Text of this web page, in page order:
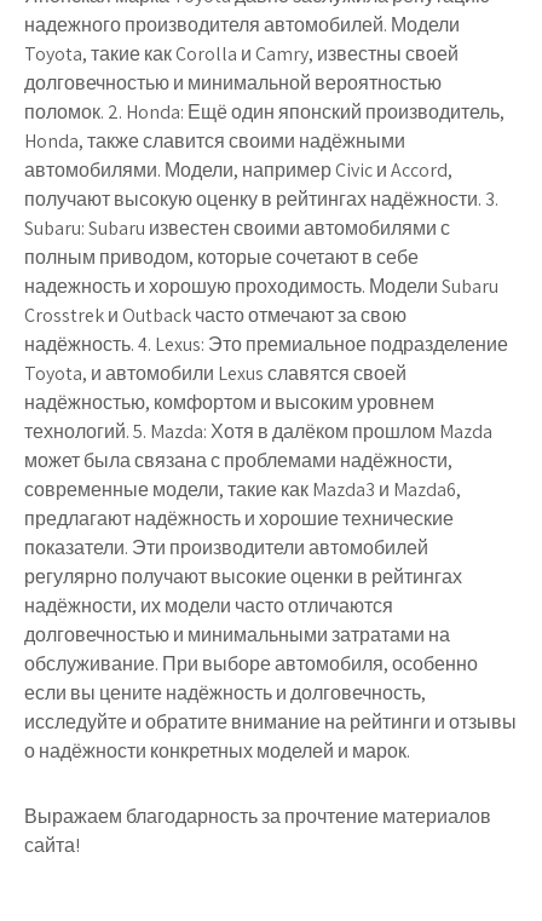
надежного производителя автомобилей. Модели
Toyota, такие как Corolla и Camry, известны своей
долговечностью и минимальной вероятностью
поломок. 2. Honda: Ещё один японский производитель,
Honda, также славится своими надёжными
автомобилями. Модели, например Civic и Accord,
получают высокую оценку в рейтингах надёжности. 3.
Subaru: Subaru известен своими автомобилями с
полным приводом, которые сочетают в себе
надежность и хорошую проходимость. Модели Subaru
Crosstrek и Outback часто отмечают за свою
надёжность. 4. Lexus: Это премиальное подразделение
Toyota, и автомобили Lexus славятся своей
надёжностью, комфортом и высоким уровнем
технологий. 5. Mazda: Хотя в далёком прошлом Mazda
может была связана с проблемами надёжности,
современные модели, такие как Mazda3 и Mazda6,
предлагают надёжность и хорошие технические
показатели. Эти производители автомобилей
регулярно получают высокие оценки в рейтингах
надёжности, их модели часто отличаются
долговечностью и минимальными затратами на
обслуживание. При выборе автомобиля, особенно
если вы цените надёжность и долговечность,
исследуйте и обратите внимание на рейтинги и отзывы
о надёжности конкретных моделей и марок.
Выражаем благодарность за прочтение материалов
сайта!